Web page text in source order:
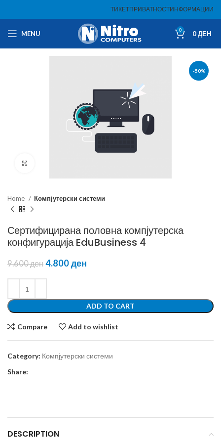
ТИКЕТПРИВАТНОСТИНФОРМАЦИИ
MENU 0 0ДЕН
-50%
Home Компјутерски системи
Сертифицирана половна компјутерска
конфигурација EduBusiness 4
9.600ден 4.800ден
ADD TO CART
Compare Add to wishlist
Category: Компјутерски системи
Share:
DESCRIPTION